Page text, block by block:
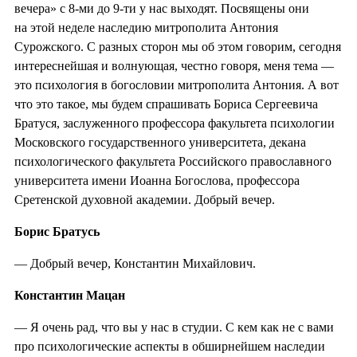
вечера» с 8-ми до 9-ти у нас выходят. Посвящены они
на этой неделе наследию митрополита Антония
Сурожского. С разных сторон мы об этом говорим, сегодня
интереснейшая и волнующая, честно говоря, меня тема —
это психология в богословии митрополита Антония. А вот
что это такое, мы будем спрашивать Бориса Сергеевича
Братуся, заслуженного профессора факультета психологии
Московского государственного университета, декана
психологического факультета Российского православного
университета имени Иоанна Богослова, профессора
Сретенской духовной академии. Добрый вечер.
Борис Братусь
— Добрый вечер, Константин Михайлович.
Константин Мацан
— Я очень рад, что вы у нас в студии. С кем как не с вами
про психологические аспекты в обширнейшем наследии